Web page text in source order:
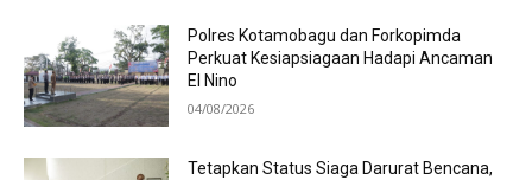
Polres Kotamobagu dan Forkopimda
Perkuat Kesiapsiagaan Hadapi Ancaman
El Nino
04/08/2026
Tetapkan Status Siaga Darurat Bencana,